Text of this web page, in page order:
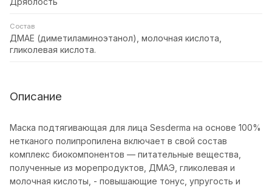
Состав
ДМАЕ (диметиламиноэтанол), молочная кислота,
гликолевая кислота.
Описание
Маска подтягивающая для лица Sesderma на основе 100%
нетканого полипропилена включает в свой состав
комплекс биокомпонентов — питательные вещества,
полученные из морепродуктов, ДМАЭ, гликолевая и
молочная кислоты, - повышающие тонус, упругость и